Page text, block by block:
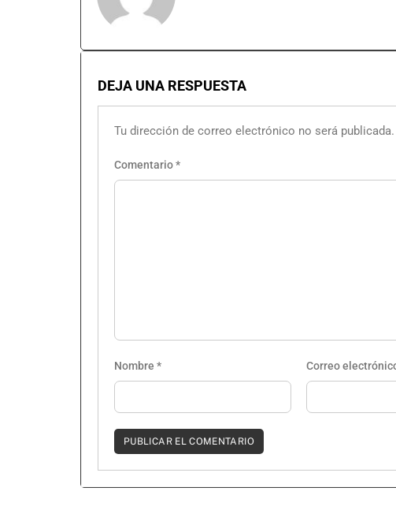
DEJA UNA RESPUESTA
Tu dirección de correo electrónico no será publicada.
Comentario*
Nombre * Correo